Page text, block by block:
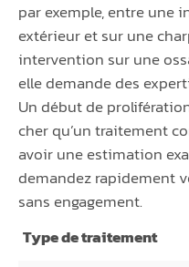
par exemple, entre une
extérieur et sur une
intervention sur une
elle demande des
Un début de
cher qu’un traitement
avoir une estimation
demandez rapidement
sans engagement.
Type de traitement